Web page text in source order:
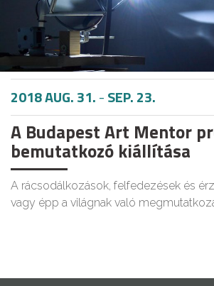
2018 AUG. 31.-SEP. 23.
A Budapest Art Mentor
bemutatkozó kiállítása
A rácsodálkozások, felfedezések és
vagy épp a világnak való